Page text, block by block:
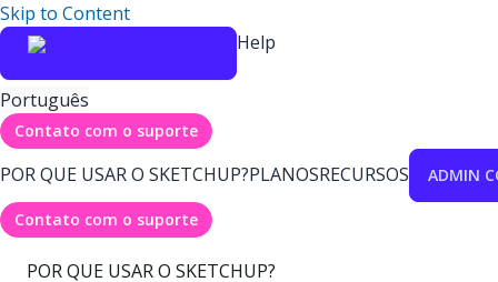
Skip to Content
Help
Português
Contato com o suporte
POR QUE USAR O SKETCHUP?PLANOSRECURSOS ADMIN
Contato com o suporte
POR QUE USAR O SKETCHUP?